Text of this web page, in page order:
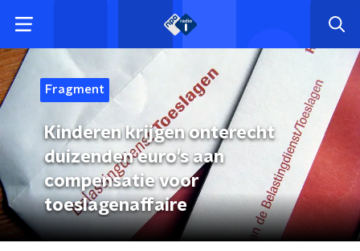
Fragment
Kinderen krijgen onterecht
duizenden euro's aan
compensatie voor
toeslagenaffaire